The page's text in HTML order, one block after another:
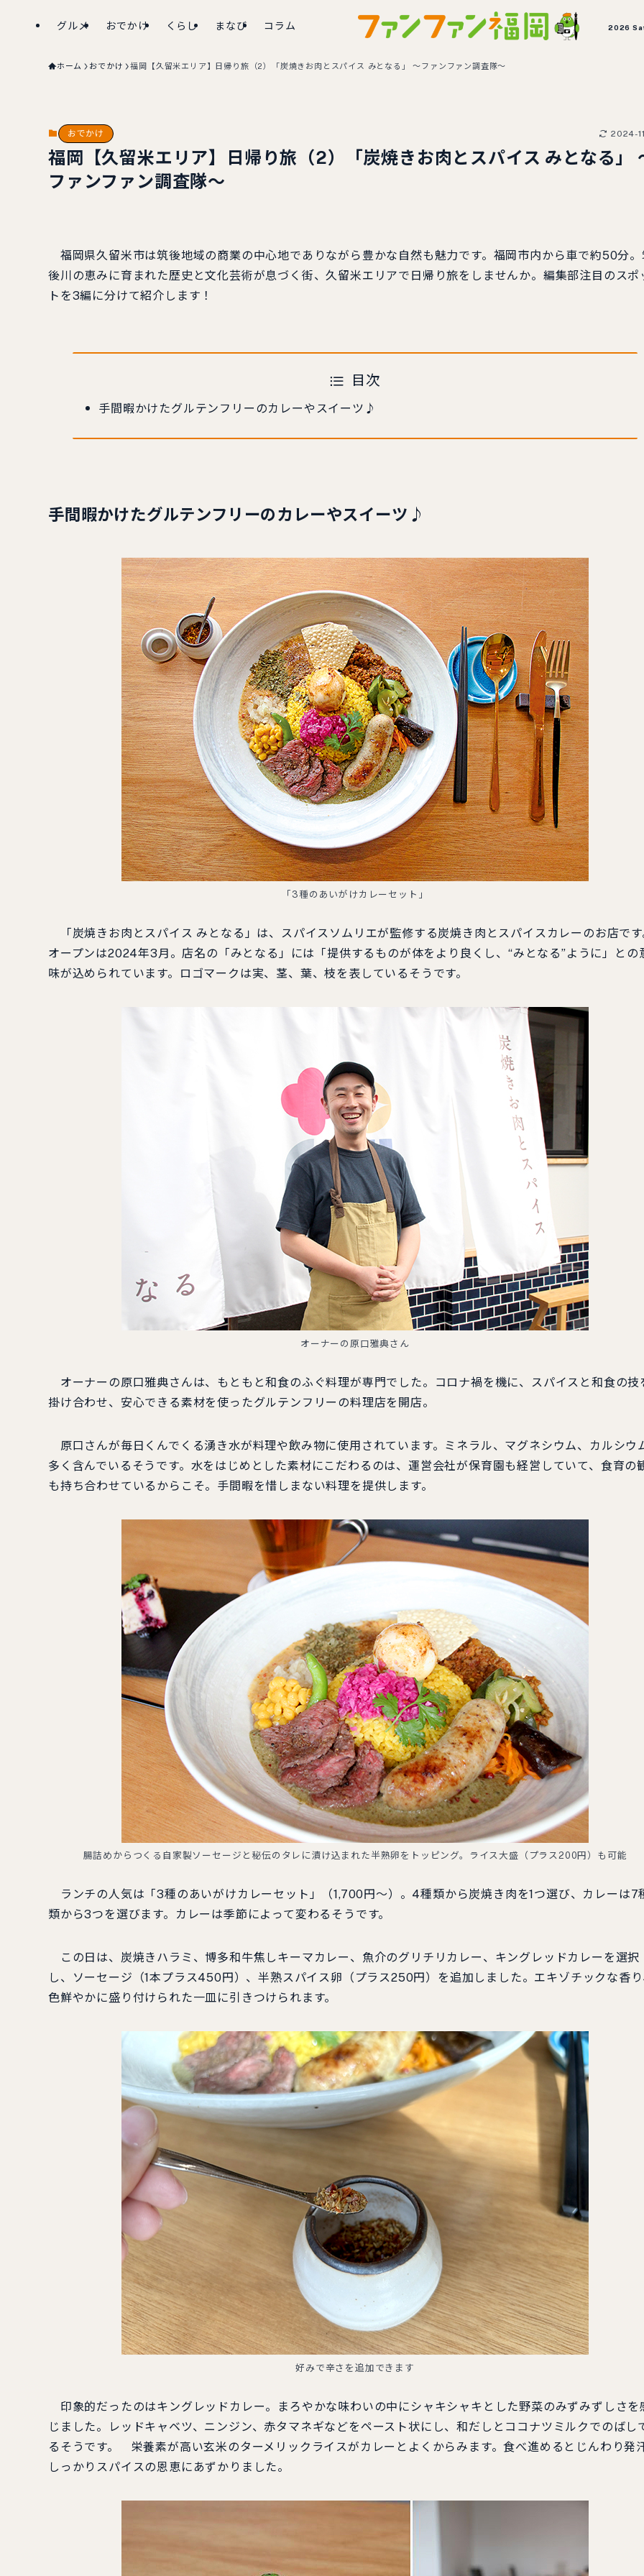
グルメ おでかけ くらし まなび コラム 2026
ホーム おでかけ 福岡【久留米エリア】日帰り旅（2）「炭焼きお肉とスパイス みとなる」 ～ファンファン調査隊～
おでかけ 2024-
福岡【久留米エリア】日帰り旅（2）「炭焼きお肉とスパイス みとなる」
ファンファン調査隊～
福岡県久留米市は筑後地域の商業の中心地でありながら豊かな自然も魅力です。福岡市内から車で約50分
後川の恵みに育まれた歴史と文化芸術が息づく街、久留米エリアで日帰り旅をしませんか。編集部注目のスポ
トを3編に分けて紹介します！
目次
手間暇かけたグルテンフリーのカレーやスイーツ♪
手間暇かけたグルテンフリーのカレーやスイーツ♪
「3種のあいがけカレーセット」
「炭焼きお肉とスパイス みとなる」は、スパイスソムリエが監修する炭焼き肉とスパイスカレーのお店で
オープンは2024年3月。店名の「みとなる」には「提供するものが体をより良くし、“みとなる”ように」との
味が込められています。ロゴマークは実、茎、葉、枝を表しているそうです。
オーナーの原口雅典さん
オーナーの原口雅典さんは、もともと和食のふぐ料理が専門でした。コロナ禍を機に、スパイスと和食の技
掛け合わせ、安心できる素材を使ったグルテンフリーの料理店を開店。
原口さんが毎日くんでくる湧き水が料理や飲み物に使用されています。ミネラル、マグネシウム、カルシウ
多く含んでいるそうです。水をはじめとした素材にこだわるのは、運営会社が保育園も経営していて、食育の
も持ち合わせているからこそ。手間暇を惜しまない料理を提供します。
腸詰めからつくる自家製ソーセージと秘伝のタレに漬け込まれた半熟卵をトッピング。ライス大盛（プラス200円）も可能
ランチの人気は「3種のあいがけカレーセット」（1,700円〜）。4種類から炭焼き肉を1つ選び、カレーは7
類から3つを選びます。カレーは季節によって変わるそうです。
この日は、炭焼きハラミ、博多和牛焦しキーマカレー、魚介のグリチリカレー、キングレッドカレーを選択
し、ソーセージ（1本プラス450円）、半熟スパイス卵（プラス250円）を追加しました。エキゾチックな香
色鮮やかに盛り付けられた一皿に引きつけられます。
好みで辛さを追加できます
印象的だったのはキングレッドカレー。まろやかな味わいの中にシャキシャキとした野菜のみずみずしさを
じました。レッドキャベツ、ニンジン、赤タマネギなどをペースト状にし、和だしとココナツミルクでのばし
るそうです。 栄養素が高い玄米のターメリックライスがカレーとよくからみます。食べ進めるとじんわり発
しっかりスパイスの恩恵にあずかりました。